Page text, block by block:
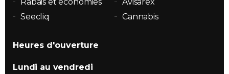
Seecliq
Cannabis
Heures d'ouverture
Lundi au vendredi